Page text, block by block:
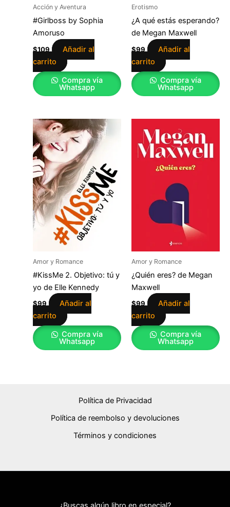
Acción y Aventura
#Girlboss by Sophia
Amoruso
$109
Añadir al
carrito
Compra vía
Whatsapp
Erotismo
¿A qué estás esperando?
de Megan Maxwell
$99
Añadir al
carrito
Compra vía
Whatsapp
Amor y Romance
#KissMe 2. Objetivo: tú y
yo de Elle Kennedy
$99
Añadir al
carrito
Compra vía
Whatsapp
Amor y Romance
¿Quién eres? de Megan
Maxwell
$99
Añadir al
carrito
Compra vía
Whatsapp
Política de Privacidad
Política de reembolso y devoluciones
Términos y condiciones